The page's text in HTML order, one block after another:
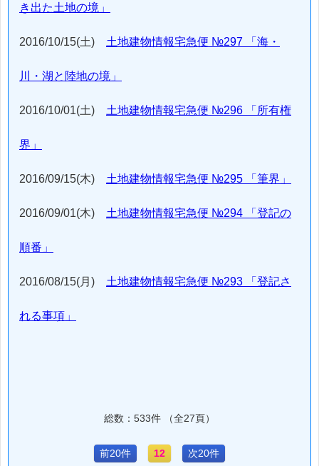
き出た土地の境」
2016/10/15(土) 土地建物情報宅急便 №297 「海・
川・湖と陸地の境」
2016/10/01(土) 土地建物情報宅急便 №296 「所有権
界」
2016/09/15(木) 土地建物情報宅急便 №295 「筆界」
2016/09/01(木) 土地建物情報宅急便 №294 「登記の
順番」
2016/08/15(月) 土地建物情報宅急便 №293 「登記さ
れる事項」
総数：533件 （全27頁）
前20件 12 次20件